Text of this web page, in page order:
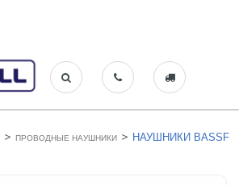
> ПРОВОДНЫЕ НАУШНИКИ > НАУШНИКИ BASSF